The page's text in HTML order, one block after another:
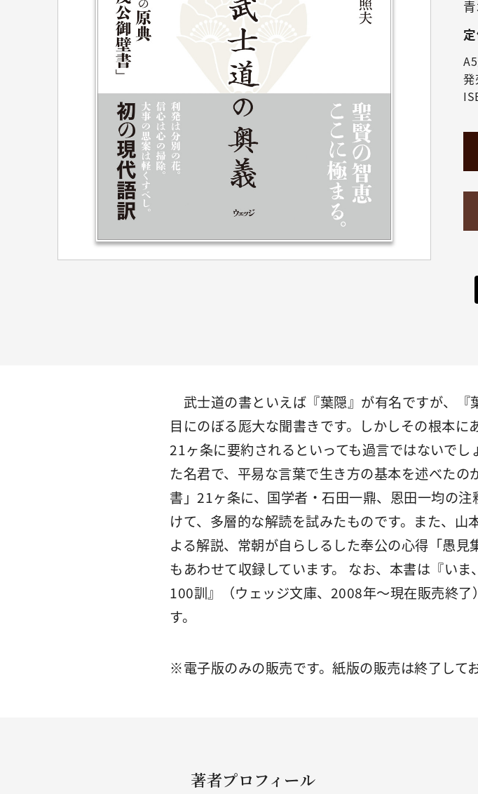
発
武士道の書といえば『葉隠』が有名ですが、
目にのぼる厖大な聞書きです。しかしその根本
21ヶ条に要約されるといっても過言ではないで
た名君で、平易な言葉で生き方の基本を述べた
書」21ヶ条に、国学者・石田一鼎、恩田一均の
けて、多層的な解読を試みたものです。また、
よる解説、常朝が自らしるした奉公の心得「愚見
もあわせて収録しています。 なお、本書は『い
100訓』（ウェッジ文庫、2008年～現在販売終
す。
※電子版のみの販売です。紙版の販売は終了してお
著者プロフィール